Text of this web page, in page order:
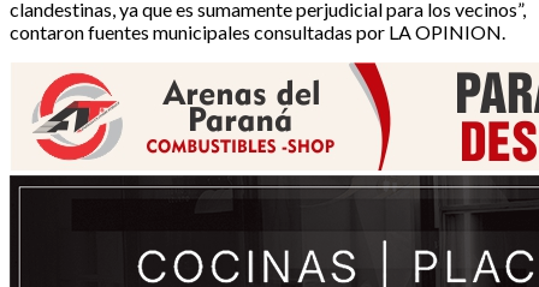
clandestinas, ya que es sumamente perjudicial para los vecinos”,
contaron fuentes municipales consultadas por LA OPINION.